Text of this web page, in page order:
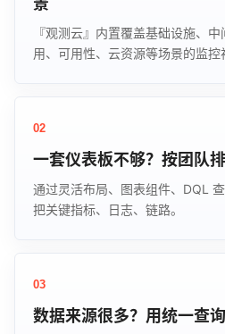
『观测云』内置覆盖基础设施、
用、可用性、云资源等场景的监控
02
一套仪表板不够？按团队
通过灵活布局、图表组件、DQL
把关键指标、日志、链路。
03
数据来源很多？用统一查